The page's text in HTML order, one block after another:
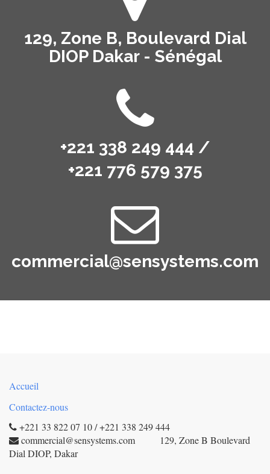
129, Zone B, Boulevard Dial
DIOP Dakar - Sénégal
+221 338 249 444 /
+221 776 579 375
commercial@sensystems.com
Accueil
Contactez-nous
+221 33 822 07 10 / +221 338 249 444
commercial@sensystems.com 129, Zone B Boulevard
Dial DIOP, Dakar